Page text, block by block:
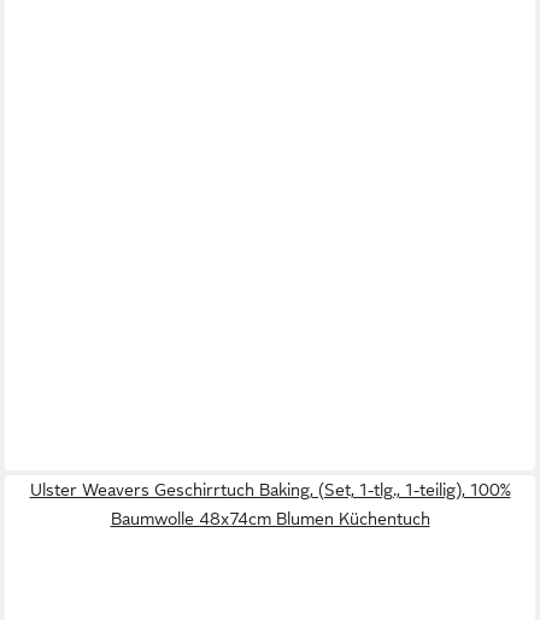
Ulster Weavers Geschirrtuch Baking, (Set, 1-tlg., 1-teilig), 100%
Baumwolle 48x74cm Blumen Küchentuch